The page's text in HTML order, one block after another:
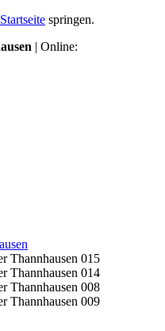
springen.
| Online: